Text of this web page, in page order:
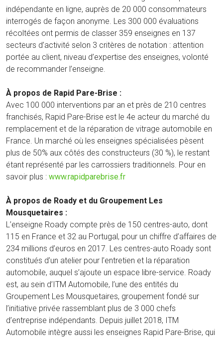
indépendante en ligne, auprès de 20 000 consommateurs
interrogés de façon anonyme. Les 300 000 évaluations
récoltées ont permis de classer 359 enseignes en 137
secteurs d’activité selon 3 critères de notation : attention
portée au client, niveau d’expertise des enseignes, volonté
de recommander l’enseigne.
À propos de Rapid Pare-Brise :
Avec 100 000 interventions par an et près de 210 centres
franchisés, Rapid Pare-Brise est le 4e acteur du marché du
remplacement et de la réparation de vitrage automobile en
France. Un marché où les enseignes spécialisées pèsent
plus de 50% aux côtés des constructeurs (30 %), le restant
étant représenté par les carrossiers traditionnels. Pour en
savoir plus : www.rapidparebrise.fr
À propos de Roady et du Groupement Les
Mousquetaires :
L’enseigne Roady compte près de 150 centres-auto, dont
115 en France et 32 au Portugal, pour un chiffre d’affaires de
234 millions d’euros en 2017. Les centres-auto Roady sont
constitués d’un atelier pour l’entretien et la réparation
automobile, auquel s’ajoute un espace libre-service. Roady
est, au sein d’ITM Automobile, l’une des entités du
Groupement Les Mousquetaires, groupement fondé sur
l’initiative privée rassemblant plus de 3 000 chefs
d’entreprise indépendants. Depuis juillet 2018, ITM
Automobile intègre aussi les enseignes Rapid Pare-Brise, qui